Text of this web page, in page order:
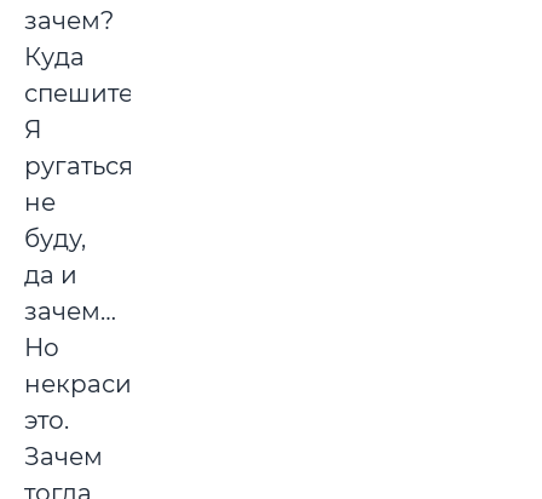
зачем?
Куда
спешите?»
Я
ругаться
не
буду,
да и
зачем…
Но
некрасиво
это.
Зачем
тогда